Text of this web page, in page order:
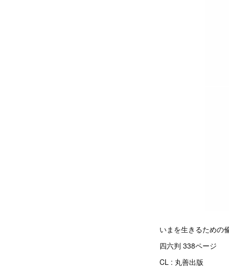
いまを生きるための
四六判 338ページ
CL : 丸善出版